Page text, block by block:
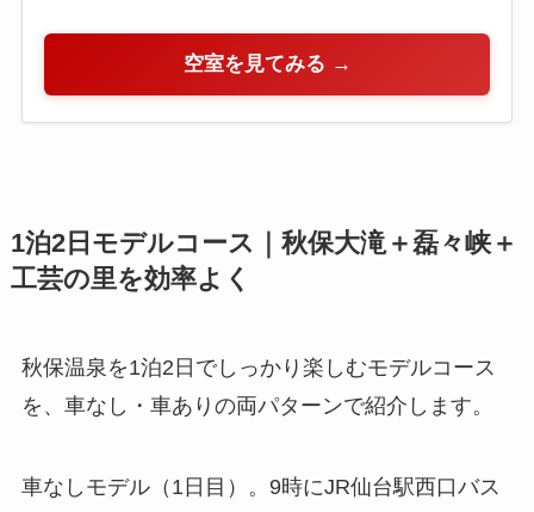
空室を見てみる →
1泊2日モデルコース｜秋保大滝＋磊々峡＋
工芸の里を効率よく
秋保温泉を1泊2日でしっかり楽しむモデルコース
を、車なし・車ありの両パターンで紹介します。
車なしモデル（1日目）。9時にJR仙台駅西口バス